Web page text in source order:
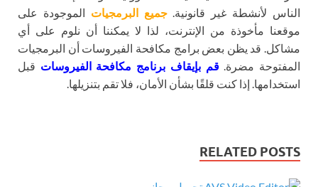
الناس لأنشطة غير قانونية.جميع البرمجيات الموجودة على
موقعنا مأخوذة من الإنترنت، لذا لا يمكننا أن نلوم على أي
مشاكل. قد يظن بعض برامج مكافحة الفيروسات أن البرمجيات
المفتوحة مضرة.قم بإيقاف برنامج مكافحة الفيروسات قبل
استخدامها. إذا كنت قلقًا بشأن الأمان، فلا تقم بتنزيلها.
RELATED POSTS